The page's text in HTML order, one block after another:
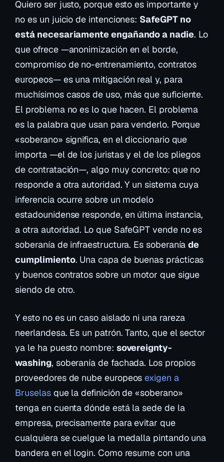
Quiero ser justo, porque esto es importante y
no es un juicio de intenciones: SafeGPT no
está necesariamente engañando a nadie. Lo
que ofrece —anonimización en el borde,
compromiso de no-entrenamiento, contratos
europeos— es una mitigación real y, para
muchísimos casos de uso, más que suficiente.
El problema no es lo que hacen. El problema
es la palabra que usan para venderlo. Porque
«soberano» significa, en el diccionario que
importa —el de los juristas y el de los pliegos
de contratación—, algo muy concreto: que no
responde a otra autoridad. Y un sistema cuya
inferencia ocurre sobre un modelo
estadounidense responde, en última instancia,
a otra autoridad. Lo que SafeGPT vende no es
soberanía de infraestructura. Es soberaníade
cumplimiento. Una capa de buenas prácticas
y buenos contratos sobre un motor que sigue
siendo de otro.
Y esto no es un caso aislado ni una rareza
neerlandesa. Es un patrón. Tanto, que el sector
ya le ha puesto nombre: sovereignty-
washing, soberanía de fachada. Los propios
proveedores de nube europeosexigen a
Bruselasque la definición de «soberano»
tenga en cuenta dónde está la sede de la
empresa, precisamente para evitar que
cualquiera se cuelgue la medalla pintando una
bandera en el login. Como resume con una